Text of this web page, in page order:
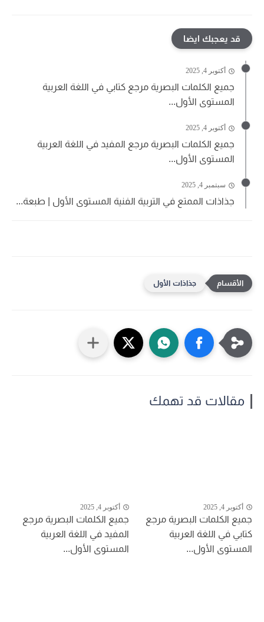
قد يعجبك ايضا
أكتوبر 4, 2025
جميع الكلمات البصرية مرجع كتابي في اللغة العربية
المستوى الأول...
أكتوبر 4, 2025
جميع الكلمات البصرية مرجع المفيد في اللغة العربية
المستوى الأول...
سبتمبر 4, 2025
جذاذات الممتع في التربية الفنية المستوى الأول | طبعة...
جذاذات الأول
مقالات قد تهمك
أكتوبر 4, 2025
جميع الكلمات البصرية مرجع
كتابي في اللغة العربية
المستوى الأول...
أكتوبر 4, 2025
جميع الكلمات البصرية مرجع
المفيد في اللغة العربية
المستوى الأول...